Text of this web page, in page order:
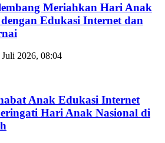
Meriahkan Hari Anak
Edukasi Internet dan
Juli 2026, 08:04
Anak Edukasi Internet
Hari Anak Nasional di